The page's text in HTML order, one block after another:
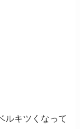
ルキツくなって